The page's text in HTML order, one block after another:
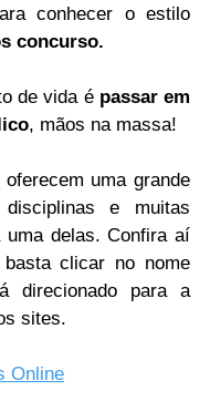
conhecer o estilo
concurso.
de vida é passar em
, mãos na massa!
uma grande
e muitas
uma delas. Confira aí
clicar no nome
direcionado para a
sites.
Online